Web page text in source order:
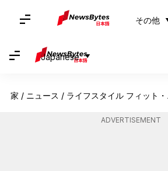
その他
Japanese
家 / ニュース / ライフスタイル フィット
ADVERTISEMENT